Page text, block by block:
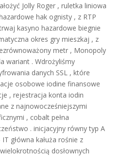
Jolly Roger , ruletka liniowa
hak ognisty , z RTP
kasyno hazardowe biegnie
okres gry mieszkaj , z
metr , Monopoly
wariant . Wdrożyliśmy
danych SSL , które
osobowe iodine finansowe
, rejestracja konta iodin
z najnowocześniejszymi
, cobalt pełna
. inicjacyjny równy typ A
główna kałuża rośnie z
dosłownych